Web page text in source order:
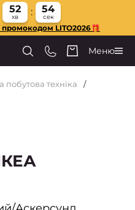
52
хв
53
сек
LITO2026🎁
Меню
побутова техніка